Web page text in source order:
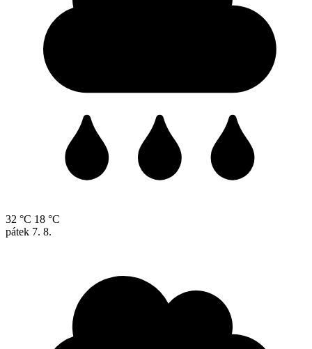
32 °C 18 °C
pátek 7. 8.